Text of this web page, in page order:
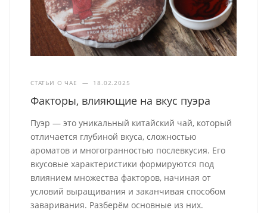
СТАТЬИ О ЧАЕ — 18.02.2025
Факторы, влияющие на вкус пуэра
Пуэр — это уникальный китайский чай, который
отличается глубиной вкуса, сложностью
ароматов и многогранностью послевкусия. Его
вкусовые характеристики формируются под
влиянием множества факторов, начиная от
условий выращивания и заканчивая способом
заваривания. Разберём основные из них.